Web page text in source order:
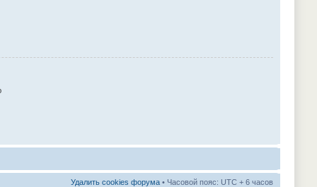
Удалить cookies форума • Часовой пояс: UTC + 6 часов